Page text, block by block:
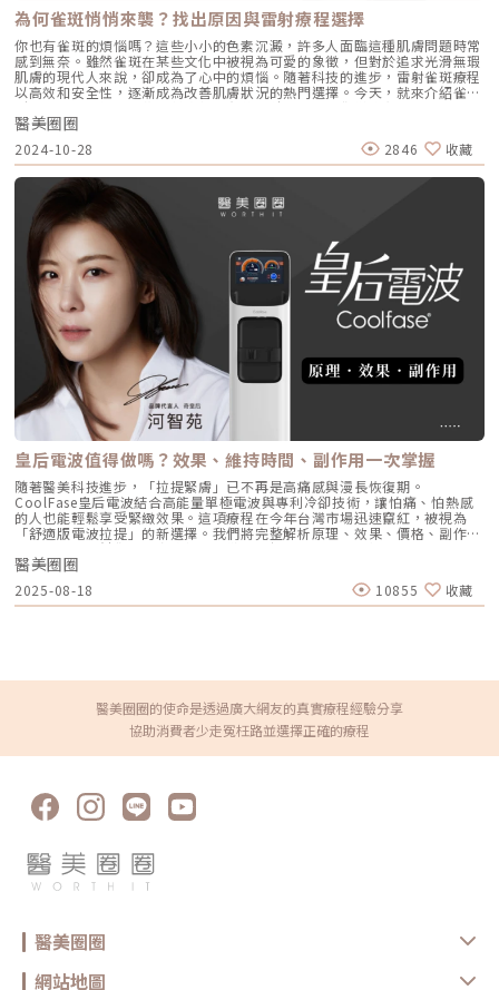
為何雀斑悄悄來襲？找出原因與雷射療程選擇
你也有雀斑的煩惱嗎？這些小小的色素沉澱，許多人面臨這種肌膚問題時常
感到無奈。雖然雀斑在某些文化中被視為可愛的象徵，但對於追求光滑無瑕
肌膚的現代人來說，卻成為了心中的煩惱。隨著科技的進步，雷射雀斑療程
以高效和安全性，逐漸成為改善肌膚狀況的熱門選擇。今天，就來介紹雀斑
形成的原因，以及哪些雷射療程能有效去除雀斑，讓你徹底和雀斑說Bye
Bye！雀斑的形成原因與影響雀斑是最普遍的淺層斑點，主要集中在表皮
層。這些直徑僅幾釐米的小圓點，好發在顴骨、鼻子和額頭等部位。雀斑形
成與陽光曝曬和曬傷密切相關，特別是那些不注意防曬的人更容易出現雀
斑，膚色較淺和頭髮顏色較淺的人尤為常見。此外，雀斑的產生也與遺傳基
因有關，可以觀察家庭成員的肌膚狀況來判斷。如果兄弟姐妹、父母或非直
系親戚有雀斑，這可能代表著雀斑與基因息息相關。哪些雷射適合有效去除
雀斑？現代雷射療程針對雀斑的選擇日益多元，並以更安全、精準的方式有
效去除色素沉澱。接下來，我們將介紹目前市面上針對雀斑的各類先進雷射
療程。皮秒雷射皮秒雷射透過超短雷射脈衝擊碎皮膚下的黑色素，將粉塵化
後由免疫系統吸收或隨代謝排出體外。與傳統雷射不同，皮秒雷射以光震波
效應代替熱能破壞黑色素，避免高溫滯留在肌膚上，減少熱傷害。皮秒雷射
在色素清除方面優勢顯著，術後反黑風險低且恢復快，適合治療曬斑、老年
斑、雀斑及痘疤等色素沉澱問題，使肌膚更加光滑透亮。紅寶石雷射紅寶石
雷射使用694奈米波長的光，這個波長可以針對皮膚中的黑色素細胞。當黑
色素吸收了這種光後會分解成小顆粒，然後在皮膚表面形成結痂，隨著結痂
脫落或經代謝排出體外。這項技術特別適合去除曬斑、雀斑、顴骨母斑，以
及黑色、藍色和綠色的刺青，效果顯著。此外，大光點探頭特別適合進行大
範圍的美白治療，而實際所需的治療次數則會因個人體質不同而有所差異，
需經過醫師評估後提供專業的治療建議。脈衝光脈衝光是較溫和的光能治
療，不會造成皮膚破損，術後護理也簡單。它的光波範圍廣泛，從560nm
到1200nm，可以根據個人膚質精細調整參數。因此，脈衝光可以一次處理
色素問題、擴張血管及肌膚老化現象。這項療程綜合了多種常用雷射波長，
可針對膚色不均、淺層斑點、毛孔粗大、表淺血管等問題，達到除斑、血管
治療和肌膚回春的多重效果。彩衝光M22彩衝光是由國際知名公司Lumenis
研發的升級版脈衝光，配備了七種濾光片（515nm、560nm、590nm、
615nm、640nm、695nm和755nm），並新增雙波段的「淨痘濾鏡」和
「網紅濾鏡」，可根據使用者需求調整深度，實現客製化治療方案。此技術
採用OPT™（Optimal Pulse Technology），能夠保持穩定的脈衝能量輸
出，提升治療效率並減少過敏、反黑和熱傷害的風險。彩衝光對於消除肝
斑、雀斑和老人斑效果顯著，並有助於膚色均勻。以上這些療程各具特色，
沒有絕對的優劣之分，每一種都有獨特優勢，能夠針對不同的肌膚需求，實
現光滑無瑕的效果。這些先進技術不僅能有效去除雀斑及其他色素沉澱，還
都伴隨著風險。因此，作為消費者應該謹慎選擇合適的醫療方案，以確保安
醫美圈圈
2024-10-28 2846 收藏
皇后電波值得做嗎？效果、維持時間、副作用一次掌握
隨著醫美科技進步，「拉提緊膚」已不再是高痛感與漫長恢復期。
CoolFase皇后電波結合高能量單極電波與專利冷卻技術，讓怕痛、怕熱感
的人也能輕鬆享受緊緻效果。這項療程在今年台灣市場迅速竄紅，被視為
「舒適版電波拉提」的新選擇。我們將完整解析原理、效果、價格、副作用
到常見問題，幫你在決定療程前先做足功課！CoolFase 皇后電波是什麼？
CoolFase® 皇后電波是非侵入式緊膚療程，採用 6.78 MHz 單極電波
（Monopolar RF），能將能量精準傳導到真皮層甚至淺筋膜層
（SMAS），刺激膠原蛋白與彈性纖維新生，改善皮膚鬆弛與細紋。最大特
色在於配備 DCCT™ 專利接觸式冷卻技術，在加熱深層組織的同時，表皮能
進新生膠原。專利冷卻技術 DCCT™（Dynamic Contact Cooling
Technology） 在能量釋放的同時，探頭持續以低溫接觸皮膚表層，減少熱
感，並保護表皮免受高溫傷害。與傳統電波差異 熱感降低、疼痛感明顯減
感。 無恢復期：術後即可化妝、上班，不影響日常生活。 效果持久：一次
療程可維持約 6–12 個月。 適用部位廣：臉部（額頭、眼周、法令紋、下顎
現輕至中度鬆弛者 有法令紋、木偶紋、頸紋困擾 想改善雙下巴、下顎線不
明顯 產後或減重後有皮膚鬆弛 不想動刀、害怕侵入性治療 工作忙碌、無法
安排恢復期療程效果與維持時間皇后電波（CoolFase）不僅能帶來立即可
改善最為明顯。一般來說，在療程後約4週左右達到膠原新生高峰，皮膚緊
實度和彈性會逐漸明顯，呈現自然緊緻的輪廓。單次療程效果通常可維持12
~ 18個月，但實際持久度會受到年齡、膚質、生活作息以及保養習慣等因素
影響。為了延長效果，可依醫師建議定期保養或後續搭配其他療程，保持最
醫美圈圈
2025-08-18 10855 收藏
醫美圈圈的使命是透過廣大網友的真實療程經驗分享
協助消費者少走冤枉路並選擇正確的療程
醫美圈圈
網站地圖